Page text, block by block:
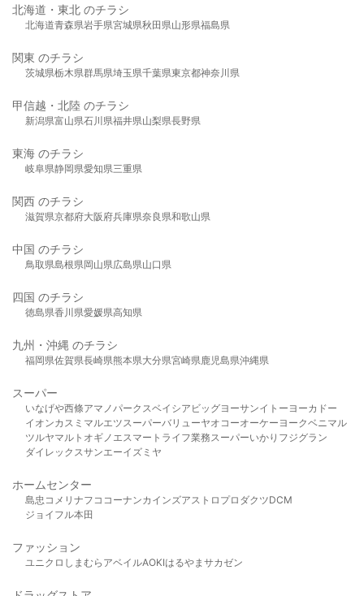
北海道・東北 のチラシ
北海道青森県岩手県宮城県秋田県山形県福島県
関東 のチラシ
茨城県栃木県群馬県埼玉県千葉県東京都神奈川県
甲信越・北陸 のチラシ
新潟県富山県石川県福井県山梨県長野県
東海 のチラシ
岐阜県静岡県愛知県三重県
関西 のチラシ
滋賀県京都府大阪府兵庫県奈良県和歌山県
中国 のチラシ
鳥取県島根県岡山県広島県山口県
四国 のチラシ
徳島県香川県愛媛県高知県
九州・沖縄 のチラシ
福岡県佐賀県長崎県熊本県大分県宮崎県鹿児島県沖縄県
スーパー
いなげや西條アマノパークスベイシア ビッグヨーサンイトーヨーカドー
イオンカスミ マルエツスーパーバリューヤオコーオーケー ヨークベニマル
ツルヤマルト オギノ エスマート ライフ業務スーパーいかり フジグラン
ダイレックスサンエーイズミヤ
ホームセンター
島忠 コメリ ナフコ コーナンカインズアストロプロダクツDCM
ジョイフル本田
ファッション
ユニクロ しまむら アベイルAOKIはるやま サカゼン